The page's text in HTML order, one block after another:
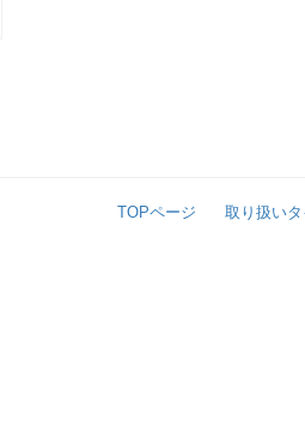
TOPページ 取り扱い